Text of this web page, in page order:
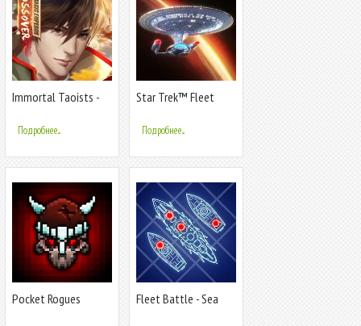
Immortal Taoists -
Подробнее...
Star Trek™ Fleet
Подробнее...
Pocket Rogues
Fleet Battle - Sea